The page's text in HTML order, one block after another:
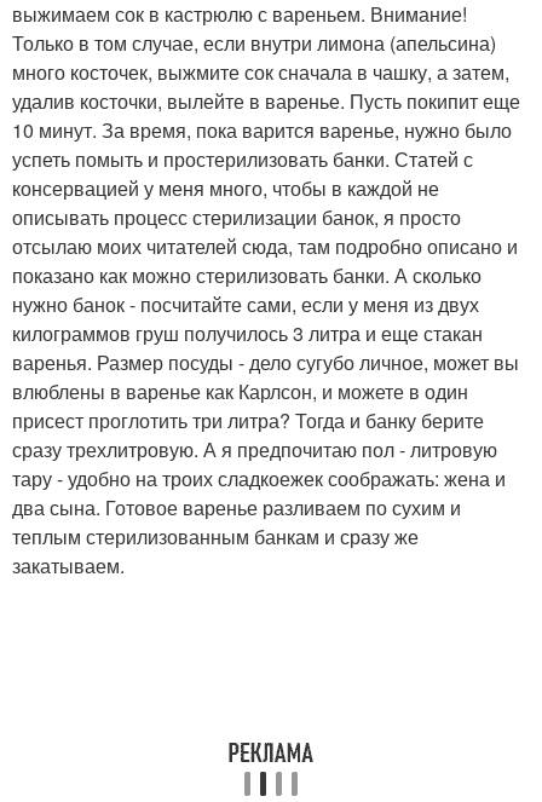
выжимаем сок в кастрюлю с вареньем. Внимание!
Только в том случае, если внутри лимона (апельсина)
много косточек, выжмите сок сначала в чашку, а затем,
удалив косточки, вылейте в варенье. Пусть покипит еще
10 минут. За время, пока варится варенье, нужно было
успеть помыть и простерилизовать банки. Статей с
консервацией у меня много, чтобы в каждой не
описывать процесс стерилизации банок, я просто
отсылаю моих читателей сюда, там подробно описано и
показано как можно стерилизовать банки. А сколько
нужно банок - посчитайте сами, если у меня из двух
килограммов груш получилось 3 литра и еще стакан
варенья. Размер посуды - дело сугубо личное, может вы
влюблены в варенье как Карлсон, и можете в один
присест проглотить три литра? Тогда и банку берите
сразу трехлитровую. А я предпочитаю пол - литровую
тару - удобно на троих сладкоежек соображать: жена и
два сына. Готовое варенье разливаем по сухим и
теплым стерилизованным банкам и сразу же
закатываем.